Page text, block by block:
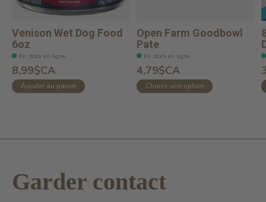
Venison Wet Dog Food
6oz
En stock en ligne
8,99$CA
Ajouter au panier
Open Farm Goodbowl
Pate
En stock en ligne
4,79$CA
Choisir une option
Garder contact